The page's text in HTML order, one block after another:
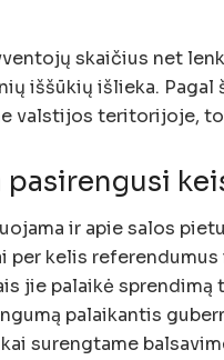
skaičius net
iššūkių išlieka.
valstijos teritorijoje,
pasirengusi
ir apie salos
kelis referendumus
jie palaikė
palaikantis
surengtame